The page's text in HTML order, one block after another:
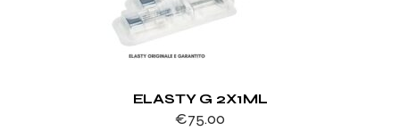
ELASTY G 2X1ML
€75.00